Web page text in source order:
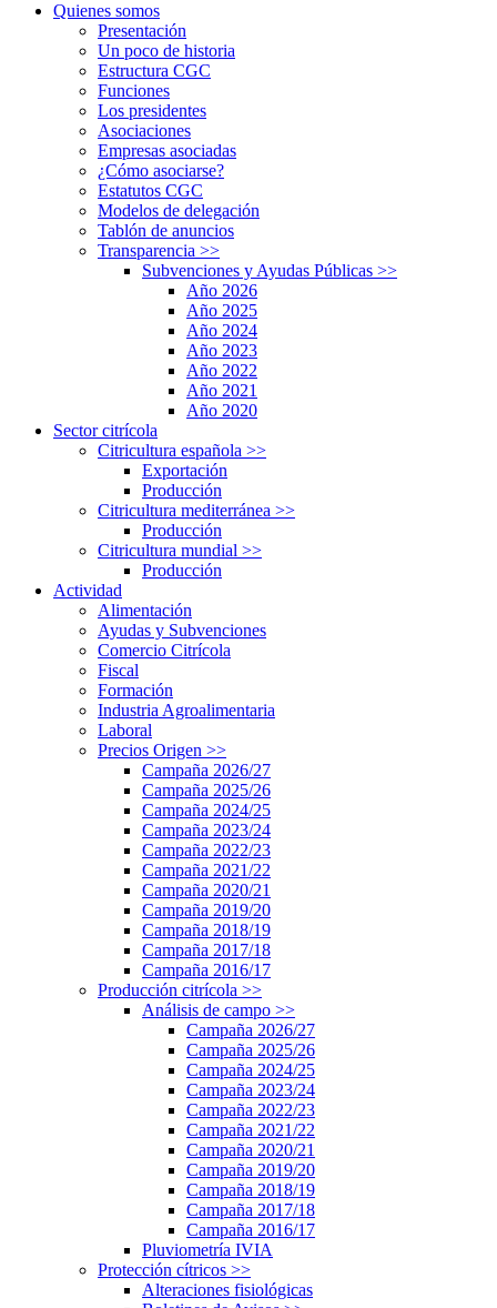
Quienes somos
Presentación
Un poco de historia
Estructura CGC
Funciones
Los presidentes
Asociaciones
Empresas asociadas
¿Cómo asociarse?
Estatutos CGC
Modelos de delegación
Tablón de anuncios
Transparencia >>
Subvenciones y Ayudas Públicas >>
Año 2026
Año 2025
Año 2024
Año 2023
Año 2022
Año 2021
Año 2020
Sector citrícola
Citricultura española >>
Exportación
Producción
Citricultura mediterránea >>
Producción
Citricultura mundial >>
Producción
Actividad
Alimentación
Ayudas y Subvenciones
Comercio Citrícola
Fiscal
Formación
Industria Agroalimentaria
Laboral
Precios Origen >>
Campaña 2026/27
Campaña 2025/26
Campaña 2024/25
Campaña 2023/24
Campaña 2022/23
Campaña 2021/22
Campaña 2020/21
Campaña 2019/20
Campaña 2018/19
Campaña 2017/18
Campaña 2016/17
Producción citrícola >>
Análisis de campo >>
Campaña 2026/27
Campaña 2025/26
Campaña 2024/25
Campaña 2023/24
Campaña 2022/23
Campaña 2021/22
Campaña 2020/21
Campaña 2019/20
Campaña 2018/19
Campaña 2017/18
Campaña 2016/17
Pluviometría IVIA
Protección cítricos >>
Alteraciones fisiológicas